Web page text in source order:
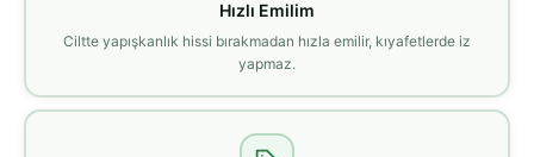
Hızlı Emilim
Ciltte yapışkanlık hissi bırakmadan hızla emilir, kıyafetlerde iz
yapmaz.